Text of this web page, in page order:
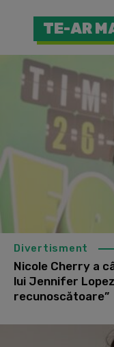
TE-AR
Divertisment
Nicole Cherry a
lui Jennifer
recunoscătoare”